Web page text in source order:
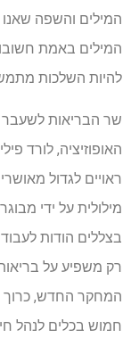
המילים והשפה
המילים באמת
להיות השלכות
האופוזיציה, לורד
ראויים לגדול
מילולית על ידי
רק משפיע על
המחקר החדש, כרוך
חמוש בכלים לנהל